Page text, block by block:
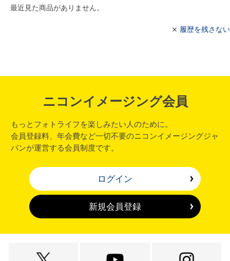
最近見た商品がありません。
履歴を残さない
ニコンイメージング会員
もっとフォトライフを楽しみたい人のために。
会員登録料、年会費など一切不要のニコンイメージングジャ
パンが運営する会員制度です。
ログイン
新規会員登録